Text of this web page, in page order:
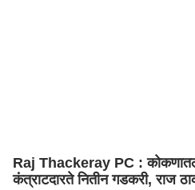
Raj Thackeray PC :
कंत्राटदारते नितीन गडकरी, राज